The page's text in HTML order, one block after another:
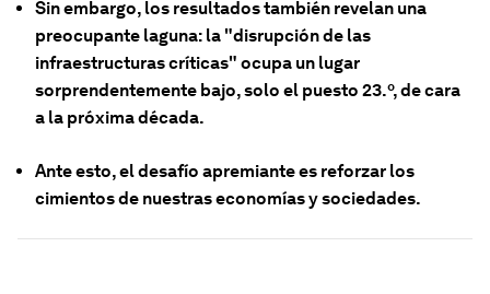
Sin embargo, los resultados también revelan una
preocupante laguna: la "disrupción de las
infraestructuras críticas" ocupa un lugar
sorprendentemente bajo, solo el puesto 23.º, de cara
a la próxima década.
Ante esto, el desafío apremiante es reforzar los
cimientos de nuestras economías y sociedades.